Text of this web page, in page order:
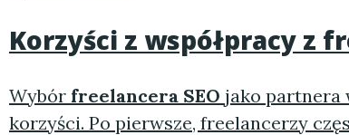
Korzyści z współpracy z
Wybór freelancera SEO jako partnera
korzyści. Po pierwsze, freelancerzy